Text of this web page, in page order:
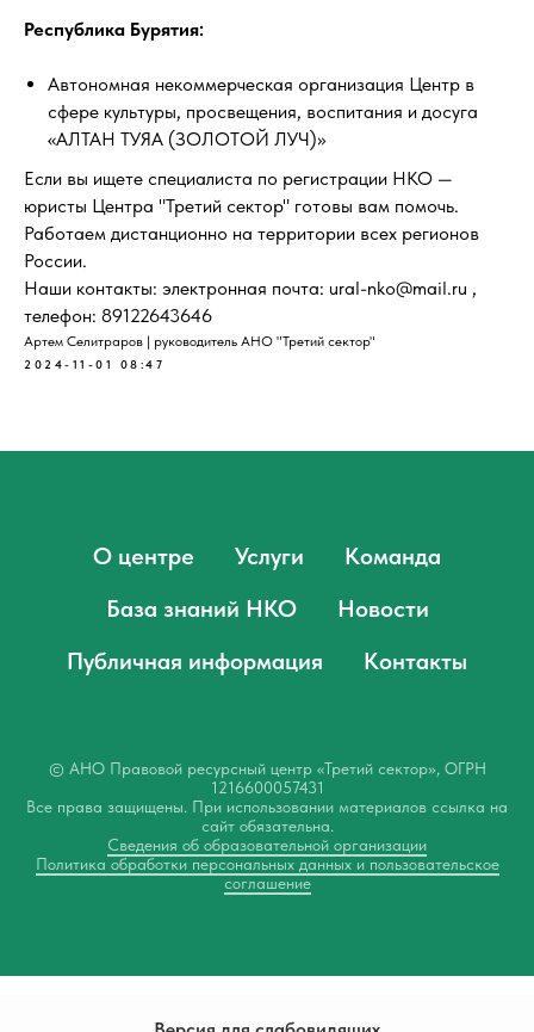
Республика Бурятия:
Автономная некоммерческая организация Центр в
сфере культуры, просвещения, воспитания и досуга
«АЛТАН ТУЯА (ЗОЛОТОЙ ЛУЧ)»
Если вы ищете специалиста по регистрации НКО —
юристы Центра "Третий сектор" готовы вам помочь.
Работаем дистанционно на территории всех регионов
России.
Наши контакты: электронная почта: ural-nko@mail.ru ,
телефон: 89122643646
Артем Селитраров | руководитель АНО "Третий сектор"
2024-11-01 08:47
О центре Услуги
Команда
База знаний НКО
Новости
Публичная информация
Контакты
© АНО Правовой ресурсный центр «Третий сектор», ОГРН
1216600057431
Все права защищены. При использовании материалов ссылка на
сайт обязательна.
Сведения об образовательной организации
Политика обработки персональных данных и пользовательское
соглашение